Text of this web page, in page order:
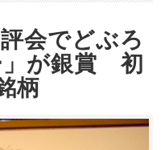
会でどぶろ
」が銀賞 初
柄